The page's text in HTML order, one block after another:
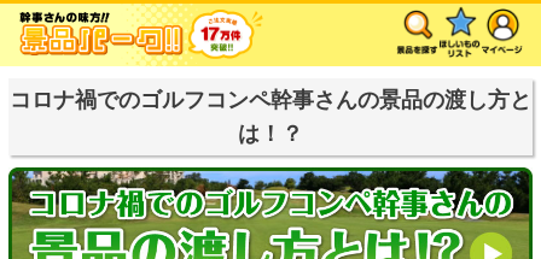
コロナ禍でのゴルフコンペ幹事さんの景品の渡し方と
は！？